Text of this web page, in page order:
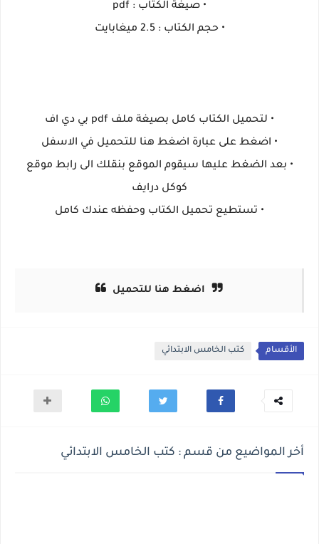
• صيغة الكتاب : pdf
• حجم الكتاب : 2.5 ميغابايت
• لتحميل الكتاب كامل بصيغة ملف pdf بي دي اف
• اضغط على عبارة اضغط هنا للتحميل في الاسفل
• بعد الضغط عليها سيقوم الموقع بنقلك الى رابط موقع
كوكل درايف
• تستطيع تحميل الكتاب وحفظه عندك كامل
اضغط هنا للتحميل
الأقسام كتب الخامس الابتدائي
أخر المواضيع من قسم : كتب الخامس الابتدائي